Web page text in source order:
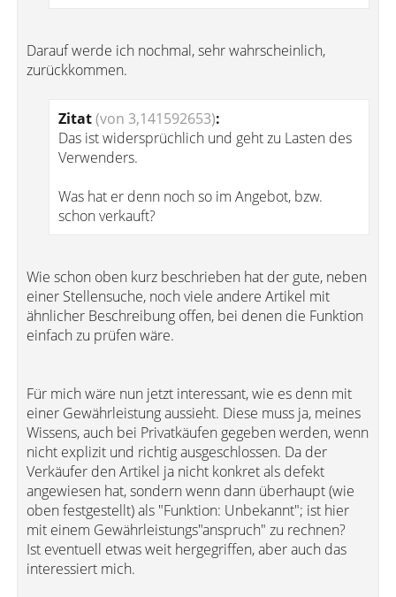
Darauf werde ich nochmal, sehr wahrscheinlich,
zurückkommen.
Zitat(von 3,141592653):
Das ist widersprüchlich und geht zu Lasten des
Verwenders.
Was hat er denn noch so im Angebot, bzw.
schon verkauft?
Wie schon oben kurz beschrieben hat der gute, neben
einer Stellensuche, noch viele andere Artikel mit
ähnlicher Beschreibung offen, bei denen die Funktion
einfach zu prüfen wäre.
Für mich wäre nun jetzt interessant, wie es denn mit
einer Gewährleistung aussieht. Diese muss ja, meines
Wissens, auch bei Privatkäufen gegeben werden, wenn
nicht explizit und richtig ausgeschlossen. Da der
Verkäufer den Artikel ja nicht konkret als defekt
angewiesen hat, sondern wenn dann überhaupt (wie
oben festgestellt) als "Funktion: Unbekannt"; ist hier
mit einem Gewährleistungs"anspruch" zu rechnen?
Ist eventuell etwas weit hergegriffen, aber auch das
interessiert mich.